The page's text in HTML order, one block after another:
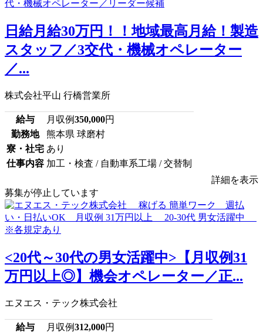
日給月給30万円！！地域最高月給！製造
スタッフ／3交代・機械オペレーター
／...
株式会社平山 行橋営業所
給与 月収例350,000円
勤務地
熊本県 球磨村
寮・社宅 あり
仕事内容 加工・検査 / 自動車系工場 / 交替制
詳細を表示
募集が停止しています
<20代～30代の男女活躍中>【月収例31
万円以上◎】機会オペレーター／正...
エヌエス・テック株式会社
給与 月収例312,000円